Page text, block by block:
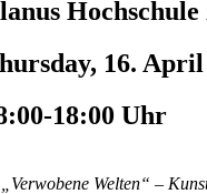
16. April
18:00 Uhr
Welten“ –